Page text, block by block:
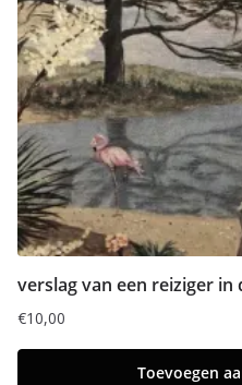
verslag van een reiziger in
€10,00
Toevoegen